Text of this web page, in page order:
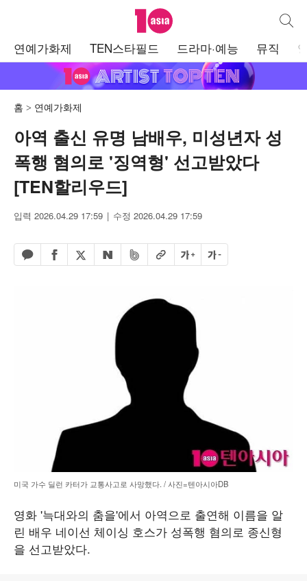
텐아시아 통합
연예가화제 TEN스타필드 드라마·예능 뮤직
홈 연예가화제
아역 출신 유명 남배우, 미성년자 성
폭행 혐의로 '징역형' 선고받았다
[TEN할리우드]
입력 2026.04.29 17:59 수정 2026.04.29 17:59
카카오톡 공유하기
페이스북 공유하기
엑스 공유하기
네이버 공유하기
밴드 공유하기
URL복사글자 크게글자 작게
미국 가수 딜런 카터가 교통사고로 사망했다. / 사진=텐아시아DB
영화 '늑대와의 춤을'에서 아역으로 출연해 이름을 알
린 배우 네이선 체이싱 호스가 성폭행 혐의로 종신형
을 선고받았다.